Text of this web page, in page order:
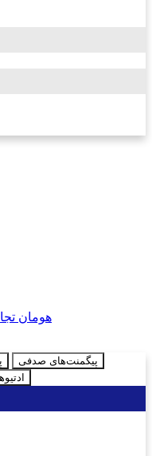
پیگمنت‌های صدفی